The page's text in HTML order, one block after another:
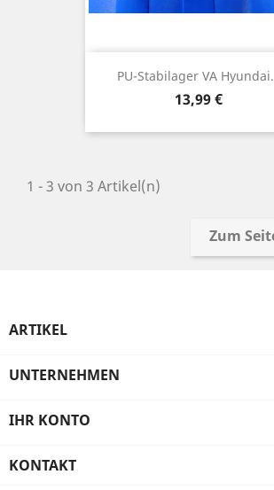
PU-Stabilager VA
Preis
13,99 €
1 - 3 von 3 Artikel(n)
Zum
ARTIKEL
UNTERNEHMEN
IHR KONTO
KONTAKT